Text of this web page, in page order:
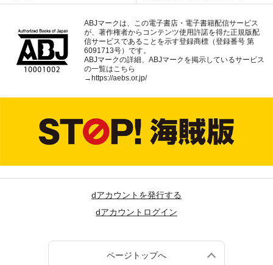
ABJマークは、この電子書店・電子書籍配信サービス
が、著作権者からコンテンツ使用許諾を得た正規版配
信サービスであることを示す登録商標（登録番号 第
6091713号）です。
ABJマークの詳細、ABJマークを掲示しているサービス
の一覧はこちら
→ https://aebs.or.jp/
dアカウントを発行する
dアカウントログイン
ページトップへ